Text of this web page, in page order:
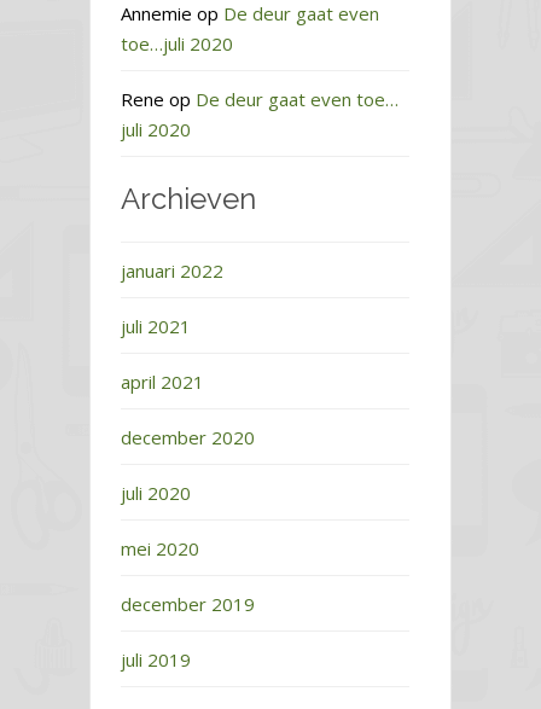
Annemie op De deur gaat even
toe…juli 2020
Rene op De deur gaat even toe…
juli 2020
Archieven
januari 2022
juli 2021
april 2021
december 2020
juli 2020
mei 2020
december 2019
juli 2019